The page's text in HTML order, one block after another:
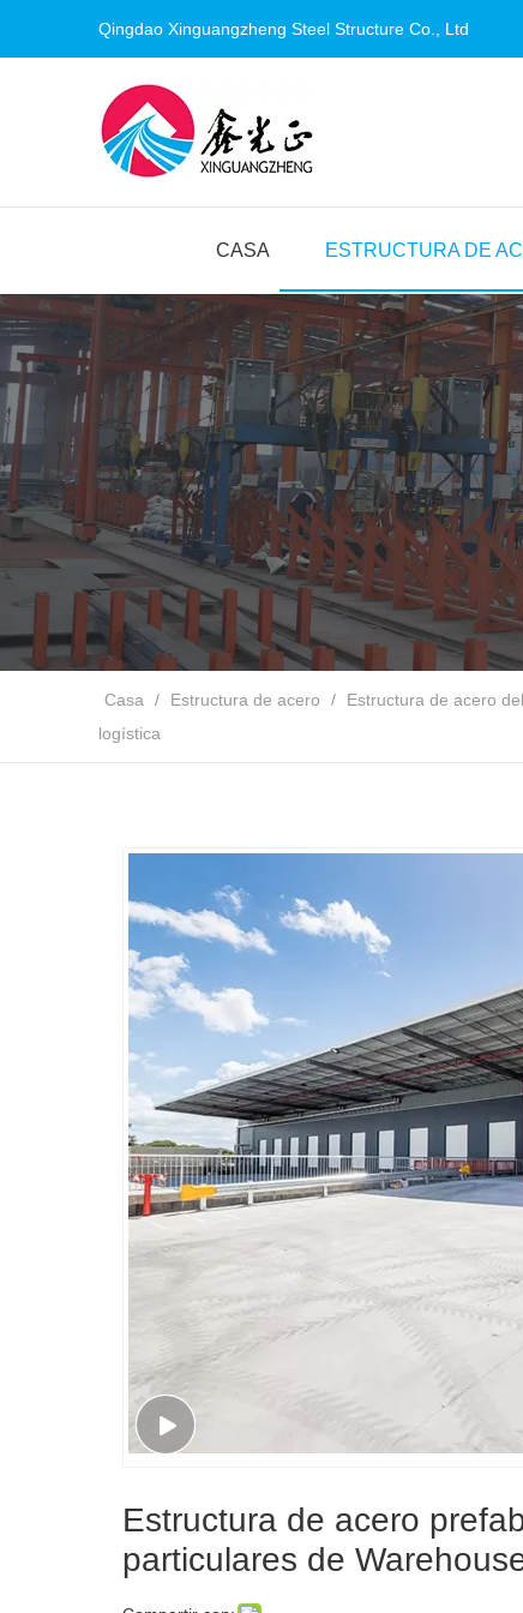
Qingdao Xinguangzheng Steel Structure Co., Ltd
CASA ESTRUCTURA DE
Casa / Estructura de acero / Estructura de acero
logística
Estructura de acero
particulares de